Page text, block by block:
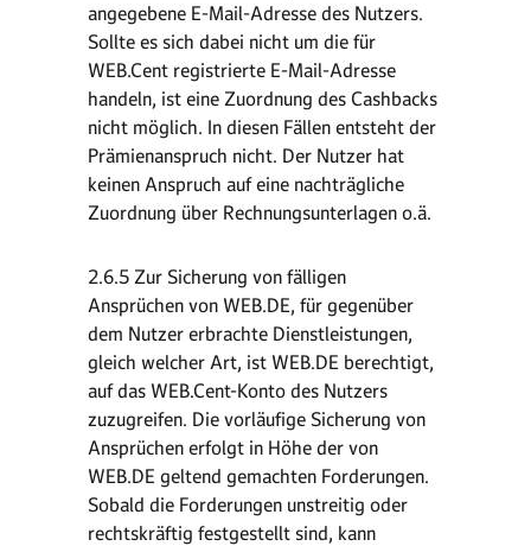
angegebene E-Mail-Adresse des Nutzers.
Sollte es sich dabei nicht um die für
WEB.Cent registrierte E-Mail-Adresse
handeln, ist eine Zuordnung des Cashbacks
nicht möglich. In diesen Fällen entsteht der
Prämienanspruch nicht. Der Nutzer hat
keinen Anspruch auf eine nachträgliche
Zuordnung über Rechnungsunterlagen o.ä.
2.6.5 Zur Sicherung von fälligen
Ansprüchen von WEB.DE, für gegenüber
dem Nutzer erbrachte Dienstleistungen,
gleich welcher Art, ist WEB.DE berechtigt,
auf das WEB.Cent-Konto des Nutzers
zuzugreifen. Die vorläufige Sicherung von
Ansprüchen erfolgt in Höhe der von
WEB.DE geltend gemachten Forderungen.
Sobald die Forderungen unstreitig oder
rechtskräftig festgestellt sind, kann